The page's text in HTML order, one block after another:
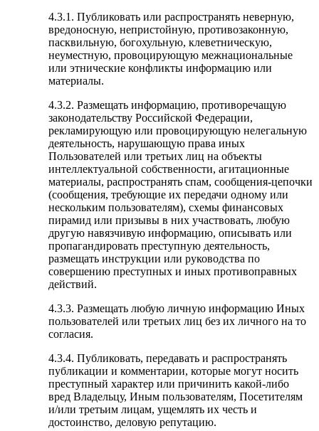
4.3.1. Публиковать или распространять неверную,
вредоносную, непристойную, противозаконную,
пасквильную, богохульную, клеветническую,
неуместную, провоцирующую межнациональные
или этнические конфликты информацию или
материалы.
4.3.2. Размещать информацию, противоречащую
законодательству Российской Федерации,
рекламирующую или провоцирующую нелегальную
деятельность, нарушающую права иных
Пользователей или третьих лиц на объекты
интеллектуальной собственности, агитационные
материалы, распространять спам, сообщения-цепочки
(сообщения, требующие их передачи одному или
нескольким пользователям), схемы финансовых
пирамид или призывы в них участвовать, любую
другую навязчивую информацию, описывать или
пропагандировать преступную деятельность,
размещать инструкции или руководства по
совершению преступных и иных противоправных
действий.
4.3.3. Размещать любую личную информацию Иных
пользователей или третьих лиц без их личного на то
согласия.
4.3.4. Публиковать, передавать и распространять
публикации и комментарии, которые могут носить
преступный характер или причинить какой-либо
вред Владельцу, Иным пользователям, Посетителям
и/или третьим лицам, ущемлять их честь и
достоинство, деловую репутацию.